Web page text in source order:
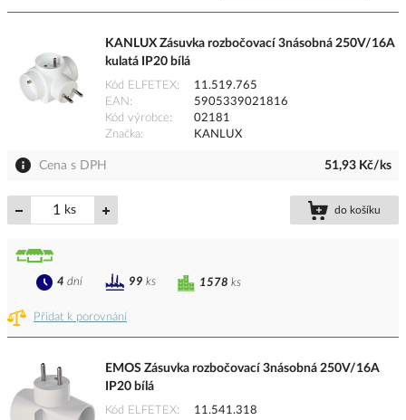
KANLUX Zásuvka rozbočovací 3násobná 250V/16A
kulatá IP20 bílá
Kód ELFETEX
11.519.765
EAN
5905339021816
Kód výrobce
02181
Značka
KANLUX
Cena s DPH 51,93 Kč/ks
ks do košíku
Přidat k porovnání
1578 ks
4 dní 99 ks
EMOS Zásuvka rozbočovací 3násobná 250V/16A
IP20 bílá
Kód ELFETEX
11.541.318